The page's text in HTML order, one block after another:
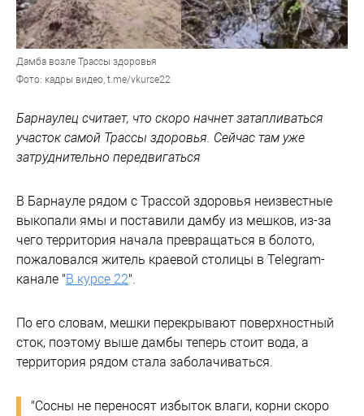
Дамба возле Трассы здоровья
Фото: кадры видео, t.me/vkurse22
Барнаулец считает, что скоро начнет затапливаться
участок самой Трассы здоровья. Сейчас там уже
затруднительно передвигаться
В Барнауле рядом с Трассой здоровья неизвестные
выкопали ямы и поставили дамбу из мешков, из-за
чего территория начала превращаться в болото,
пожаловался житель краевой столицы в Telegram-
канале "В курсе 22".
По его словам, мешки перекрывают поверхностный
сток, поэтому выше дамбы теперь стоит вода, а
территория рядом стала заболачиваться.
"Сосны не переносят избыток влаги, корни скоро